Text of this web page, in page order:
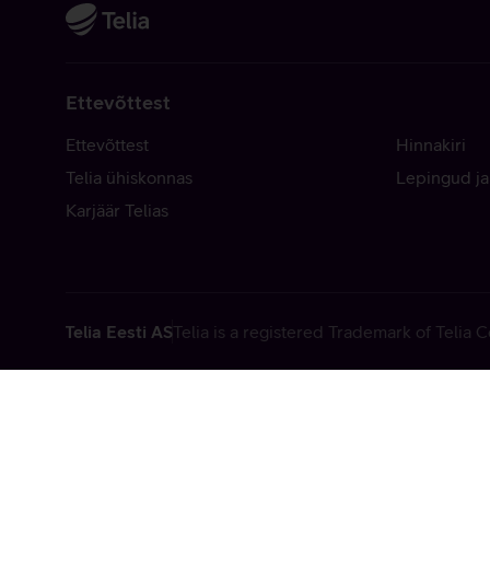
Ettevõttest
Ettevõttest
Telia ühiskonnas
Karjäär Telias
Hinnakiri
Lepingud
Telia Eesti ASTelia is a registered Trademark of Telia